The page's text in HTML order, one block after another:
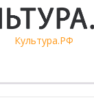
Культура.РФ